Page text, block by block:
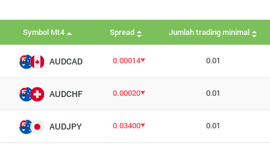
Symbol Mt4 Spread Jumlah trading minimal
AUDCAD 0.00014 0.01
AUDCHF 0.00020 0.01
AUDJPY 0.03400 0.01